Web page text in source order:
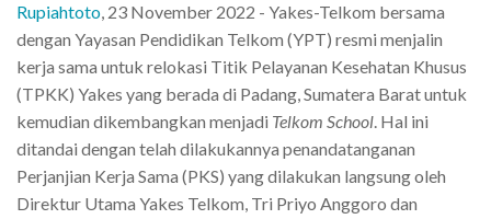
Rupiahtoto, 23 November 2022 - Yakes-Telkom bersama
dengan Yayasan Pendidikan Telkom (YPT) resmi menjalin
kerja sama untuk relokasi Titik Pelayanan Kesehatan Khusus
(TPKK) Yakes yang berada di Padang, Sumatera Barat untuk
kemudian dikembangkan menjadi Telkom School. Hal ini
ditandai dengan telah dilakukannya penandatanganan
Perjanjian Kerja Sama (PKS) yang dilakukan langsung oleh
Direktur Utama Yakes Telkom, Tri Priyo Anggoro dan